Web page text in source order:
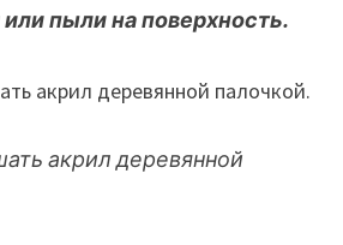
или пыли на поверхность.
акрил деревянной